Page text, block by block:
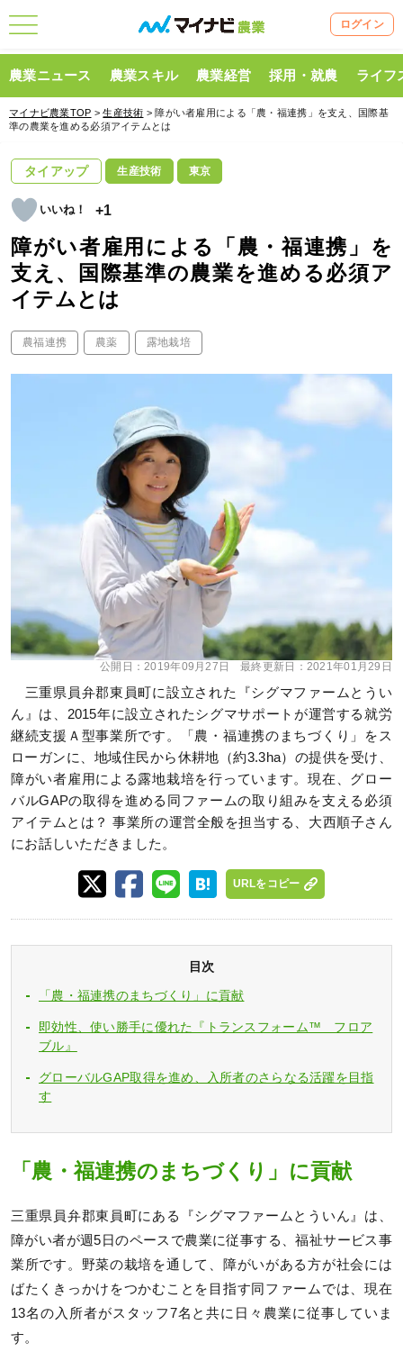
ログイン
農業ニュース 農業スキル 農業経営 採用・就農 ライフ
マイナビ農業TOP >生産技術 > 障がい者雇用による「農・福連携」を支え、国際基
準の農業を進める必須アイテムとは
タイアップ 生産技術 東京
+1
障がい者雇用による「農・福連携」を
支え、国際基準の農業を進める必須ア
イテムとは
農福連携 農薬 露地栽培
公開日：2019年09月27日 最終更新日： 2021年01月29日
三重県員弁郡東員町に設立された『シグマファームとうい
ん』は、2015年に設立されたシグマサポートが運営する就労
継続支援Ａ型事業所です。「農・福連携のまちづくり」をス
ローガンに、地域住民から休耕地（約3.3ha）の提供を受け、
障がい者雇用による露地栽培を行っています。現在、グロー
バルGAPの取得を進める同ファームの取り組みを支える必須
アイテムとは？ 事業所の運営全般を担当する、大西順子さん
にお話しいただきました。
URLをコピー
目次
「農・福連携のまちづくり」に貢献
即効性、使い勝手に優れた『トランスフォーム™ フロア
ブル』
グローバルGAP取得を進め、入所者のさらなる活躍を目指
す
「農・福連携のまちづくり」に貢献
三重県員弁郡東員町にある『シグマファームとういん』は、
障がい者が週5日のペースで農業に従事する、福祉サービス事
業所です。野菜の栽培を通して、障がいがある方が社会には
ばたくきっかけをつかむことを目指す同ファームでは、現在
13名の入所者がスタッフ7名と共に日々農業に従事していま
す。